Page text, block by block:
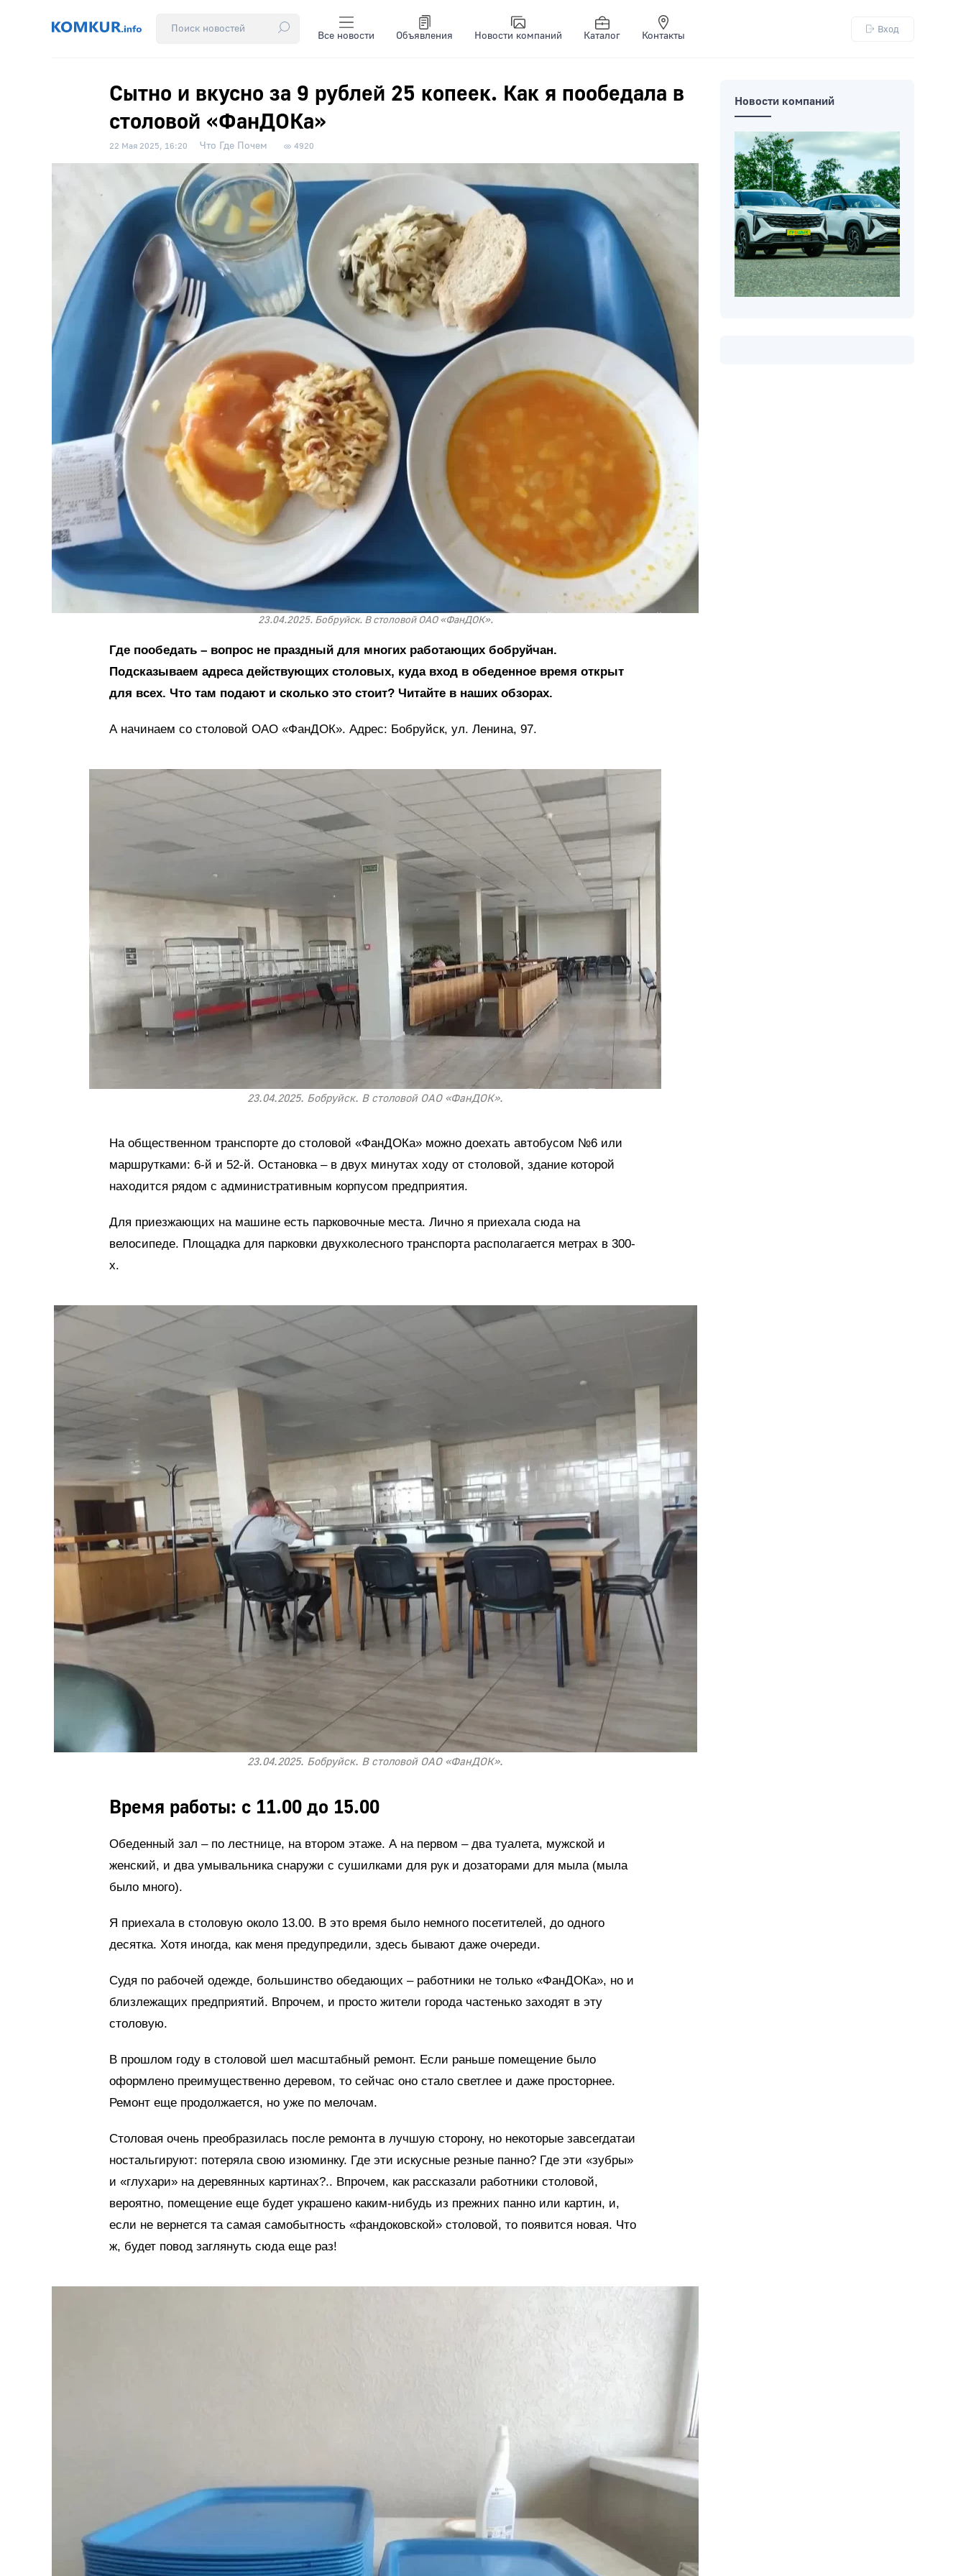
Все новости Объявления Новости компаний Каталог Контакты
Вход
Сытно и вкусно за 9 рублей 25 копеек. Как я пообедала в
столовой «ФанДОКа»
22 Мая 2025, 16:20 Что Где Почем 4920
23.04.2025. Бобруйск. В столовой ОАО «ФанДОК».
Где пообедать – вопрос не праздный для многих работающих бобруйчан.
Подсказываем адреса действующих столовых, куда вход в обеденное время открыт
для всех. Что там подают и сколько это стоит? Читайте в наших обзорах.
А начинаем со столовой ОАО «ФанДОК». Адрес: Бобруйск, ул. Ленина, 97.
23.04.2025. Бобруйск. В столовой ОАО «ФанДОК».
На общественном транспорте до столовой «ФанДОКа» можно доехать автобусом №6 или
маршрутками: 6-й и 52-й. Остановка – в двух минутах ходу от столовой, здание которой
находится рядом с административным корпусом предприятия.
Для приезжающих на машине есть парковочные места. Лично я приехала сюда на
велосипеде. Площадка для парковки двухколесного транспорта располагается метрах в 300-
х.
23.04.2025. Бобруйск. В столовой ОАО «ФанДОК».
Время работы: с 11.00 до 15.00
Обеденный зал – по лестнице, на втором этаже. А на первом – два туалета, мужской и
женский, и два умывальника снаружи с сушилками для рук и дозаторами для мыла (мыла
было много).
Я приехала в столовую около 13.00. В это время было немного посетителей, до одного
десятка. Хотя иногда, как меня предупредили, здесь бывают даже очереди.
Судя по рабочей одежде, большинство обедающих – работники не только «ФанДОКа», но и
близлежащих предприятий. Впрочем, и просто жители города частенько заходят в эту
столовую.
В прошлом году в столовой шел масштабный ремонт. Если раньше помещение было
оформлено преимущественно деревом, то сейчас оно стало светлее и даже просторнее.
Ремонт еще продолжается, но уже по мелочам.
Столовая очень преобразилась после ремонта в лучшую сторону, но некоторые завсегдатаи
ностальгируют: потеряла свою изюминку. Где эти искусные резные панно? Где эти «зубры»
и «глухари» на деревянных картинах?.. Впрочем, как рассказали работники столовой,
вероятно, помещение еще будет украшено каким-нибудь из прежних панно или картин, и,
если не вернется та самая самобытность «фандоковской» столовой, то появится новая. Что
ж, будет повод заглянуть сюда еще раз!
Новости компаний